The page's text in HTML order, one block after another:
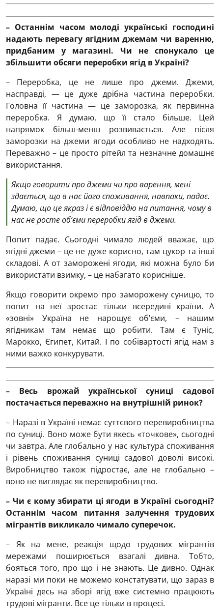
– Останнім часом молоді українські господині
надають перевагу ягідним джемам чи варенню,
придбаним у магазині. Чи не спонукало це
збільшити обсяги переробки ягід в Україні?
– Переробка, це не лише про джеми. Джеми,
насправді, — це дуже дрібна частина переробки.
Головна її частина — це заморозка, як первинна
переробка. Я думаю, що її стало більше. Цей
напрямок більш-менш розвивається. Але після
заморозки на джеми ягоди особливо не надходять.
Переважно – це просто рітейл та незначне домашнє
використання.
Якщо говорити про джеми чи про варення, мені
здається, що в нас його споживання, навпаки, падає.
Думаю, що це якраз і є відповіддю на питання, чому в
нас не росте об’єми переробки ягід в джеми.
Попит падає. Сьогодні чимало людей вважає, що
ягідні джеми – це не дуже корисно, там цукор та інші
складові. А от заморожені ягоди, які можна було би
використати взимку, – це набагато корисніше.
Якщо говорити окремо про заморожену суницю, то
попит на неї зростає тільки всередині країни. А
«зовні» Україна не нарощує об’єми, – нашим
ягідникам там немає що робити. Там є Туніс,
Марокко, Єгипет, Китай. І по собівартості ягід нам з
ними важко конкурувати.
– Весь врожай української суниці садової
постачається переважно на внутрішній ринок?
– Наразі в Україні немає суттєвого перевиробництва
по суниці. Воно може бути якесь «точкове», сьогодні
чи завтра. Але глобально у нас культура споживання
і рівень споживання суниці садової доволі високі.
Виробництво також підростає, але не глобально –
воно не виглядає як перевиробництво.
– Чи є кому збирати ці ягоди в Україні сьогодні?
Останнім часом питання залучення трудових
мігрантів викликало чимало суперечок.
– Як на мене, реакція щодо трудових мігрантів
мережами поширюється взагалі дивна. Тобто,
бояться того, про що і не знають. Це дивно. Однак
наразі ми поки не можемо констатувати, що зараз в
Україні десь на зборі ягід вже системно працюють
трудові мігранти. Все це тільки в процесі.